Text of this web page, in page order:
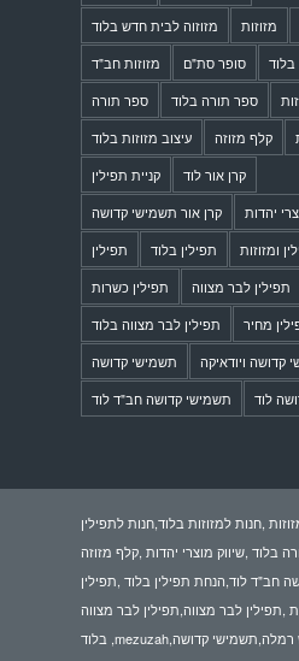
מזוזוה לבית חדש בלוד
מזוזות
מזוזות חב"ד
סופר סת"ם
ספר תורה
ספר תורה בלוד
עיצוב מזוזות בלוד
קלף מזוזה
קניית תפילין
קרן אור לוד
קרן אור תשמישי קדושה
יהדות
תפילין
תפילין בלוד
ומזוזות
תפילין כשרות
תפילין לבר מצווה
תפילין לבר מצווה בלוד
מחיר
תשמישי קדושה
קדושה ויודאיקה
תשמישי קדושה חב"ד לוד
לוד
,חנות למזוזות בלוד,חנות לתפילין
בלוד ,שיווק מוצרי יהדות ,קלף מזוזה
חב"ד לוד,הנחת תפילין בלוד ,תפילין
,תפילין לבר מצווה,תפילין לבר מצווה
בלוד ,mezuzah,פרשיות תפילין,שמע ישראל תפילין,בתי תפילין,תשמישי קדושה לוד,קרן אור תשמישי קדושה,קרן אור לוד ,בדיקה ומכירת מזוזות ותפילין בלוד,תשמישי קדושה קניון לוד,חנות ספרי קודש לוד,תשמישי קדושה רמלה,ספרי קודש רמלה,תשמישי קדושה